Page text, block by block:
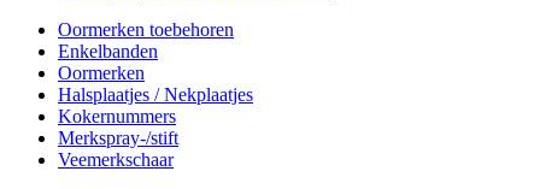
Oormerken toebehoren
Enkelbanden
Oormerken
Halsplaatjes / Nekplaatjes
Kokernummers
Merkspray-/stift
Veemerkschaar